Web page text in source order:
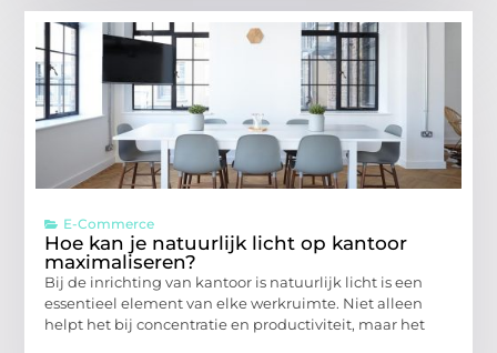
E-Commerce
Hoe kan je natuurlijk licht op kantoor
maximaliseren?
Bij de inrichting van kantoor is natuurlijk licht is een
essentieel element van elke werkruimte. Niet alleen
helpt het bij concentratie en productiviteit, maar het